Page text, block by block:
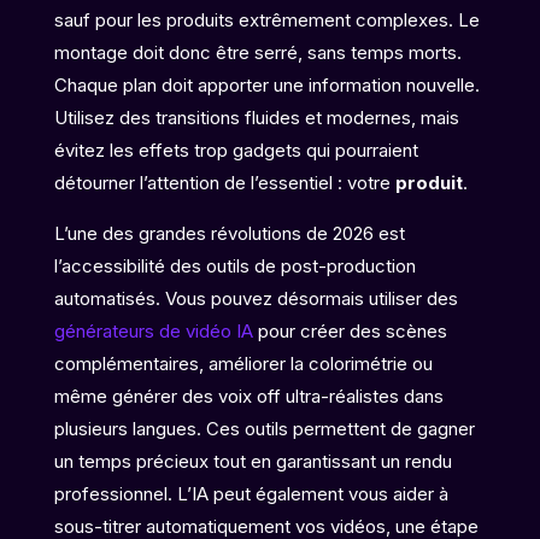
sauf pour les produits extrêmement complexes. Le
montage doit donc être serré, sans temps morts.
Chaque plan doit apporter une information nouvelle.
Utilisez des transitions fluides et modernes, mais
évitez les effets trop gadgets qui pourraient
détourner l’attention de l’essentiel : votre produit.
L’une des grandes révolutions de 2026 est
l’accessibilité des outils de post-production
automatisés. Vous pouvez désormais utiliser des
générateurs de vidéo IApour créer des scènes
complémentaires, améliorer la colorimétrie ou
même générer des voix off ultra-réalistes dans
plusieurs langues. Ces outils permettent de gagner
un temps précieux tout en garantissant un rendu
professionnel. L’IA peut également vous aider à
sous-titrer automatiquement vos vidéos, une étape